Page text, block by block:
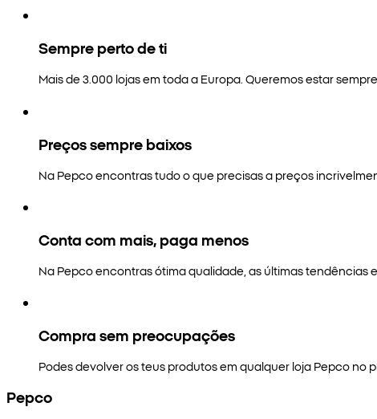
Sempre perto de ti
Mais de 3.000 lojas em toda a Europa. Queremos estar
Preços sempre baixos
Na Pepco encontras tudo o que precisas a preços
Conta com mais, paga menos
Na Pepco encontras ótima qualidade, as últimas tendências
Compra sem preocupações
Podes devolver os teus produtos em qualquer loja Pepco no
Pepco